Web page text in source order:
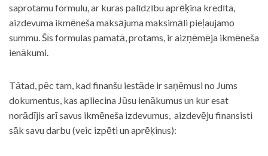
saprotamu formulu, ar kuras palīdzību aprēķina kredīta,
aizdevuma ikmēneša maksājuma maksimāli pieļaujamo
summu. Šīs formulas pamatā, protams, ir aizņēmēja ikmēneša
ienākumi.
Tātad, pēc tam, kad finanšu iestāde ir saņēmusi no Jums
dokumentus, kas apliecina Jūsu ienākumus un kur esat
norādījis arī savus ikmēneša izdevumus, aizdevēju finansisti
sāk savu darbu (veic izpēti un aprēķinus):